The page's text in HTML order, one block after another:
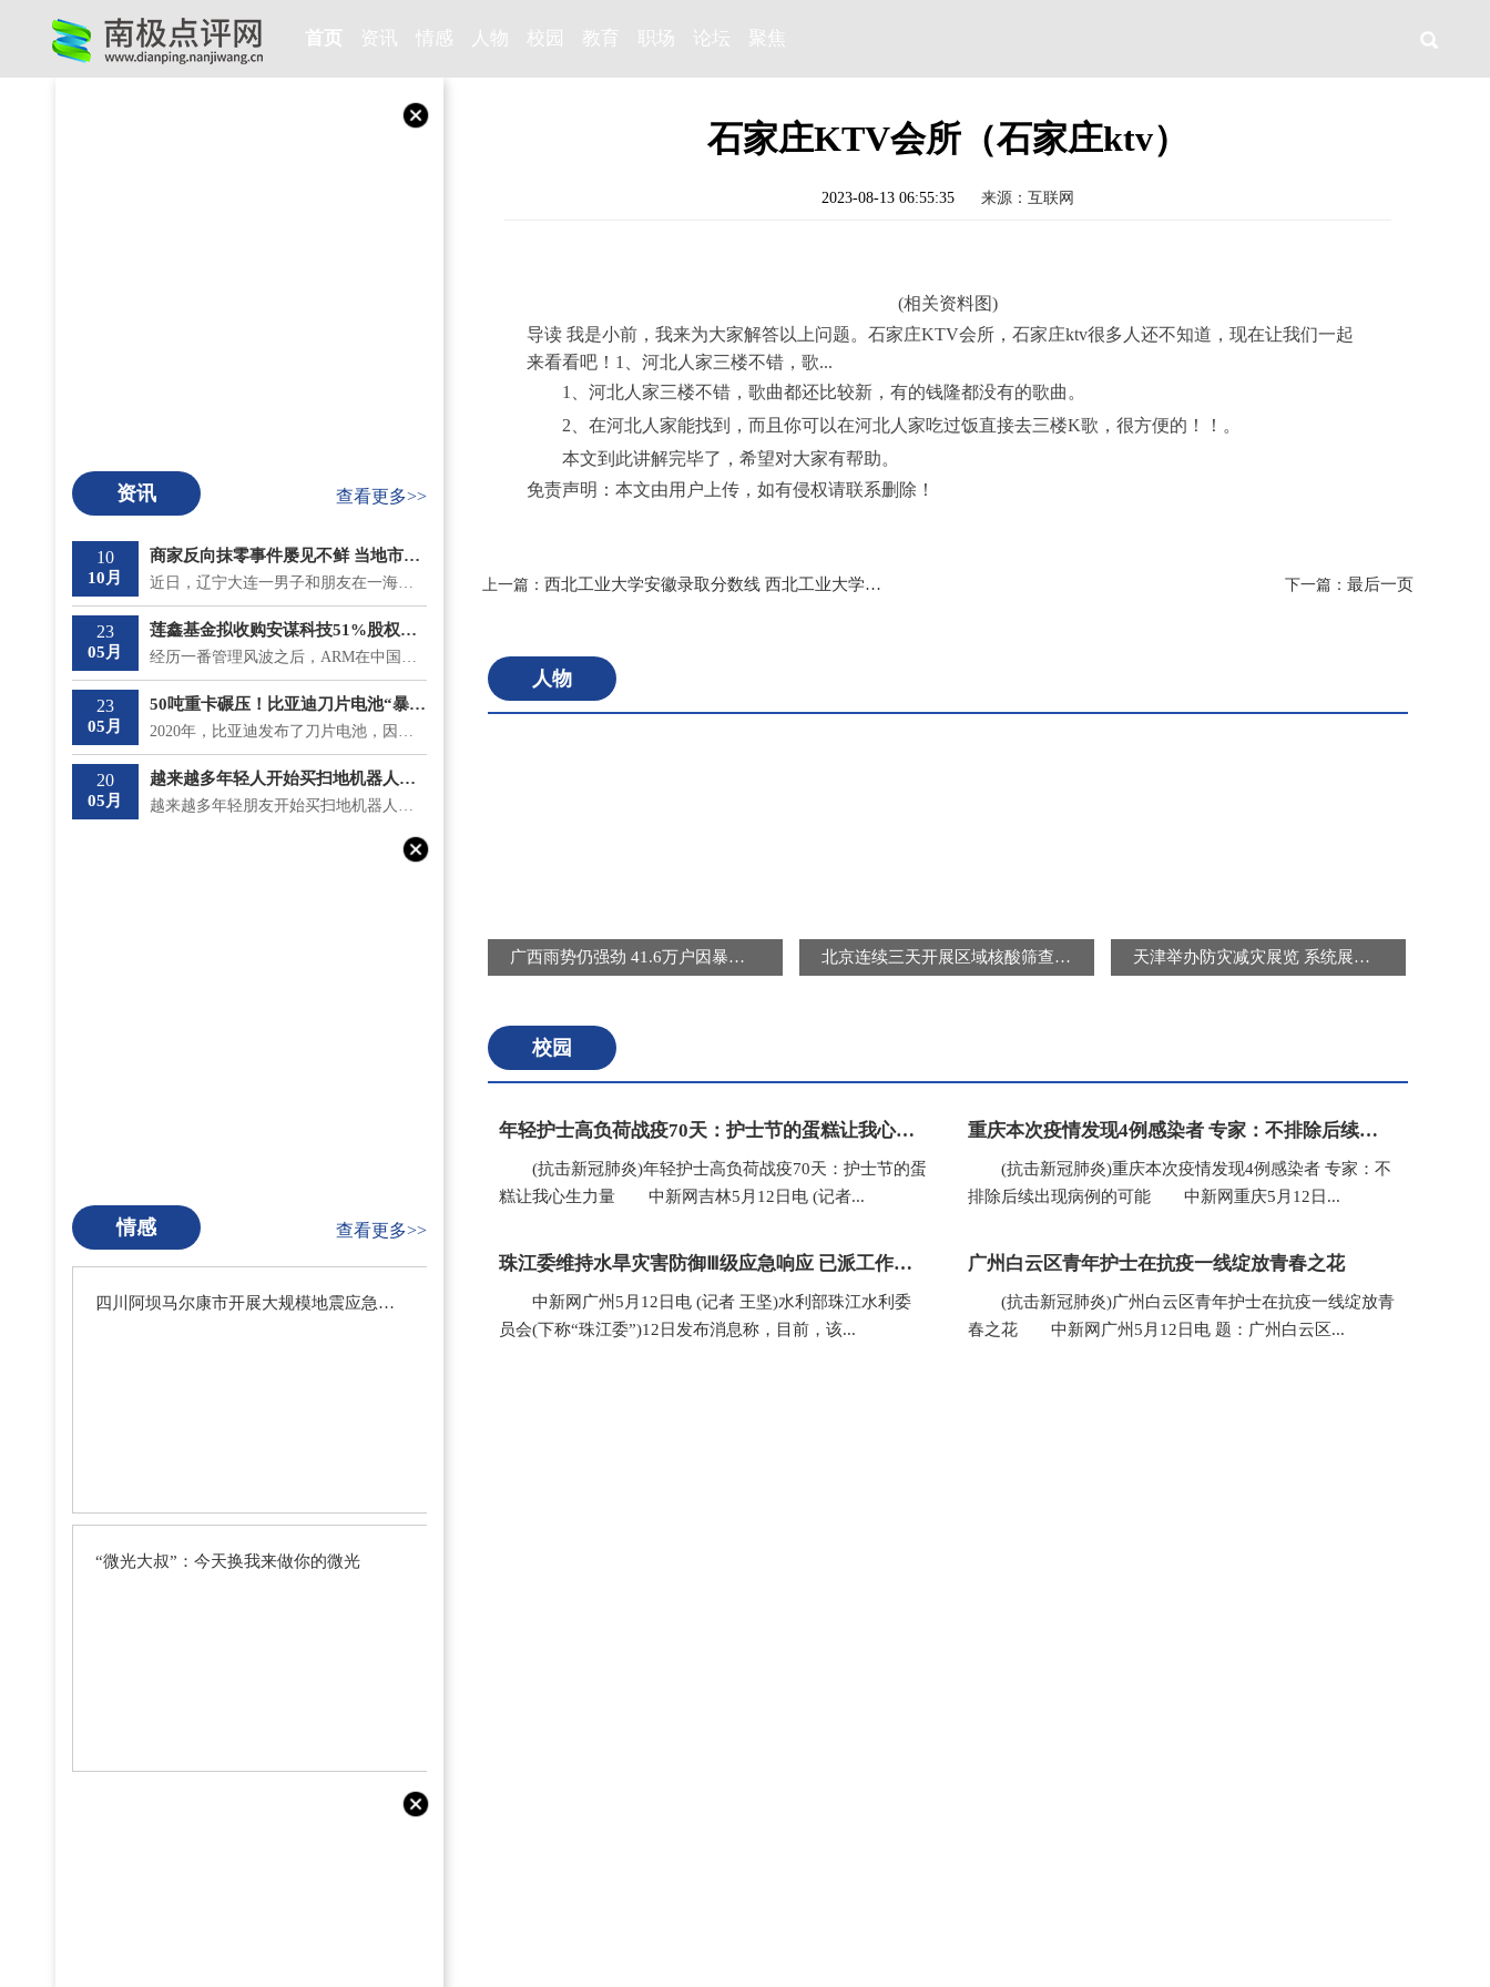
首页 资讯 情感 人物 校园 教育 职场 论坛 聚焦
资讯 查看更多>>
10
10月
商家反向抹零事件屡见不鲜 当地市监局最新回应将“零容忍”态度打击
近日，辽宁大连一男子和朋友在一海鲜大排档吃饭，总共消费了930 9元，收款时却被反向抹零收取了931元。...
23
05月
莲鑫基金拟收购安谋科技51%股权？安鑫集团回应
经历一番管理风波之后，ARM在中国的分支安谋中国逐渐安稳下来，但是5月18日，神秘冒出的莲鑫集团公告称...
23
05月
50吨重卡碾压！比亚迪刀片电池“暴力”性能“测试”成功
2020年，比亚迪发布了刀片电池，因其成功通过了国内最严苛的针刺测试不起火，一时间名声大噪;而且在安全...
20
05月
越来越多年轻人开始买扫地机器人了 涨价和买贵意味着什么？
越来越多年轻朋友开始买扫地机器人了，不仅如此，他们还专挑贵的买。在《一点财经》的调研中，有不少90...
情感 查看更多>>
四川阿坝马尔康市开展大规模地震应急疏散演练暨地震预警系统测试
“微光大叔”：今天换我来做你的微光
石家庄KTV会所（石家庄ktv）
2023-08-13 06:55:35 来源：互联网
(相关资料图)
导读 我是小前，我来为大家解答以上问题。石家庄KTV会所，石家庄ktv很多人还不知道，现在让我们一起
来看看吧！1、河北人家三楼不错，歌...
1、河北人家三楼不错，歌曲都还比较新，有的钱隆都没有的歌曲。
2、在河北人家能找到，而且你可以在河北人家吃过饭直接去三楼K歌，很方便的！！。
本文到此讲解完毕了，希望对大家有帮助。
免责声明：本文由用户上传，如有侵权请联系删除！
上一篇： 西北工业大学安徽录取分数线 西北工业大学安徽招生人数多少 下一篇： 最后一页
人物
广西雨势仍强劲 41.6万户因暴雨受灾用户恢复供电 北京连续三天开展区域核酸筛查 “封城”“静默”是谣言 天津举办防灾减灾展览 系统展示防灾减灾知识及避灾自救技能
校园
年轻护士高负荷战疫70天：护士节的蛋糕让我心生力量
(抗击新冠肺炎)年轻护士高负荷战疫70天：护士节的蛋
糕让我心生力量 中新网吉林5月12日电 (记者...
重庆本次疫情发现4例感染者 专家：不排除后续出现病例的可能
(抗击新冠肺炎)重庆本次疫情发现4例感染者 专家：不
排除后续出现病例的可能 中新网重庆5月12日...
珠江委维持水旱灾害防御Ⅲ级应急响应 已派工作组赴粤桂闽等地
中新网广州5月12日电 (记者 王坚)水利部珠江水利委
员会(下称“珠江委”)12日发布消息称，目前，该...
广州白云区青年护士在抗疫一线绽放青春之花
(抗击新冠肺炎)广州白云区青年护士在抗疫一线绽放青
春之花 中新网广州5月12日电 题：广州白云区...